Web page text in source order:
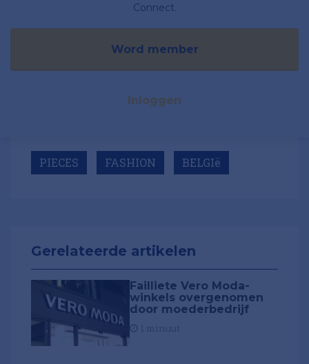
Connect.
Word member
Inloggen
PIECES FASHION BELGIë
Gerelateerde artikelen
Failliete Vero Moda-
winkels overgenomen
door moederbedrijf